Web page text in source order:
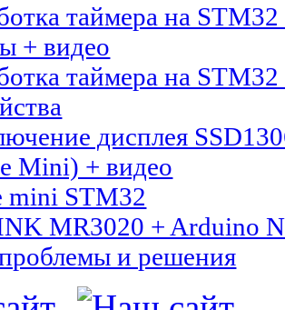
таймера на
+ видео
таймера на
дисплея
Mini) + видео
mini STM32
MR3020 + Arduino
и решения